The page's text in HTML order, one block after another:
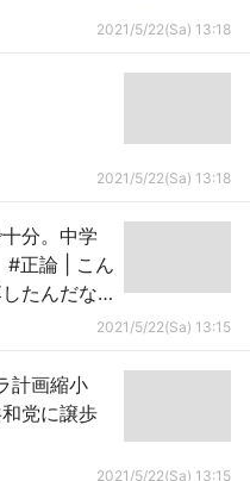
2021/5/22(Sa) 13:18
2021/5/22(Sa) 13:18
分。中学
| こん
たんだな
2021/5/22(Sa) 13:15
計画縮小
党に譲歩
2021/5/22(Sa) 13:15